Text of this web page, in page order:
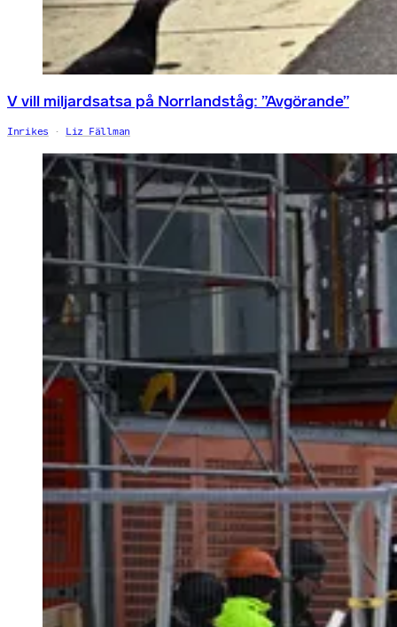
V vill miljardsatsa på Norrlandståg: ”Avgörande”
Inrikes Liz Fällman